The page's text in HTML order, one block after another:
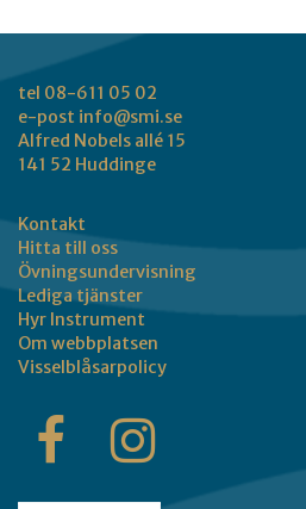
tel 08-611 05 02
e-post info@smi.se
Alfred Nobels allé 15
141 52 Huddinge
Kontakt
Hitta till oss
Övningsundervisning
Lediga tjänster
Hyr Instrument
Om webbplatsen
Visselblåsarpolicy